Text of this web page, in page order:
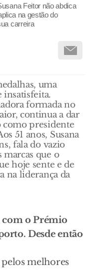
Feitor não abdica
na gestão do
carreira
uma
insatisfeita.
formada no
continua a dar
como presidente
51 anos, Susana
fala do vazio
que o
hoje sente e de
na liderança da
o Prémio
Desde então
pelos melhores